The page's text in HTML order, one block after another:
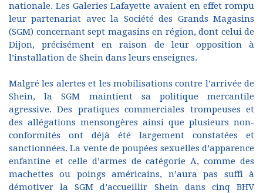
nationale. Les Galeries Lafayette avaient en effet rompu
leur partenariat avec la Société des Grands Magasins
(SGM) concernant sept magasins en région, dont celui de
Dijon, précisément en raison de leur opposition à
l’installation de Shein dans leurs enseignes.
Malgré les alertes et les mobilisations contre l’arrivée de
Shein, la SGM maintient sa politique mercantile
agressive. Des pratiques commerciales trompeuses et
des allégations mensongères ainsi que plusieurs non-
conformités ont déjà été largement constatées et
sanctionnées. La vente de poupées sexuelles d’apparence
enfantine et celle d’armes de catégorie A, comme des
machettes ou poings américains, n’aura pas suffi à
démotiver la SGM d’accueillir Shein dans cinq BHV